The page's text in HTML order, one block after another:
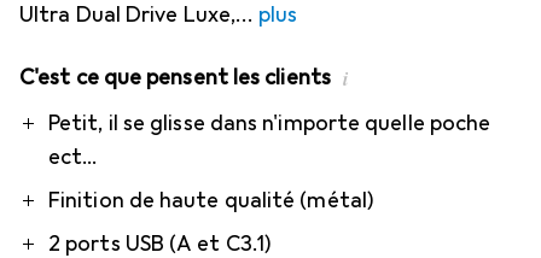
Ultra Dual Drive Luxe,
plus
C'est ce que pensent les clients i
ProPetit, il se glisse dans n'importe quelle poche
ect...
Finition de haute qualité (métal)
2 ports USB (A et C3.1)
Contre